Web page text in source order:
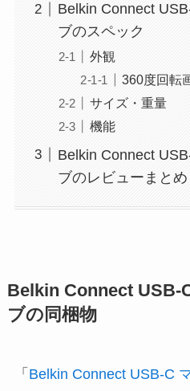
Belkin Connect
ブのスペック
外観
360度回転
サイズ・重量
機能
Belkin Connect
ブのレビューまとめ
Belkin Connect USB-
ブの同梱物
「 Belkin Connect USB-C